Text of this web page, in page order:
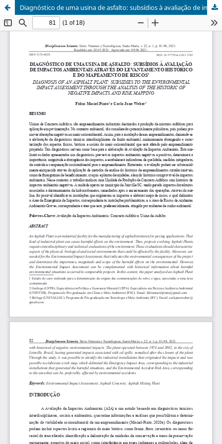
Diagnóstico de uma usina de asfalto: subsídios à avaliação de impactos ambientais através do levantamento histórico e do mapeamento de riscos